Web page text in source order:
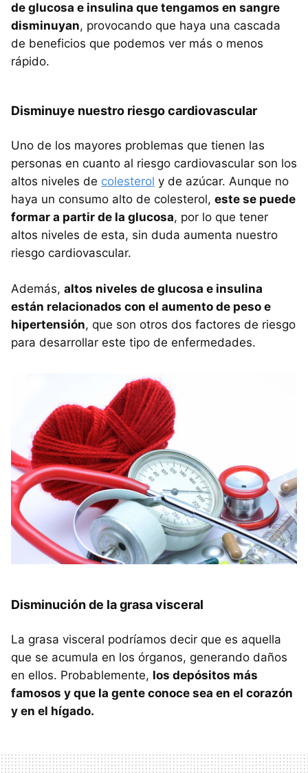
de glucosa e insulina que tengamos en sangre
disminuyan, provocando que haya una cascada
de beneficios que podemos ver más o menos
rápido.
Disminuye nuestro riesgo cardiovascular
Uno de los mayores problemas que tienen las
personas en cuanto al riesgo cardiovascular son los
altos niveles de colesterol y de azúcar. Aunque no
haya un consumo alto de colesterol, este se puede
formar a partir de la glucosa, por lo que tener
altos niveles de esta, sin duda aumenta nuestro
riesgo cardiovascular.
Además, altos niveles de glucosa e insulina
están relacionados con el aumento de peso e
hipertensión, que son otros dos factores de riesgo
para desarrollar este tipo de enfermedades.
Disminución de la grasa visceral
La grasa visceral podríamos decir que es aquella
que se acumula en los órganos, generando daños
en ellos. Probablemente, los depósitos más
famosos y que la gente conoce sea en el corazón
y en el hígado.